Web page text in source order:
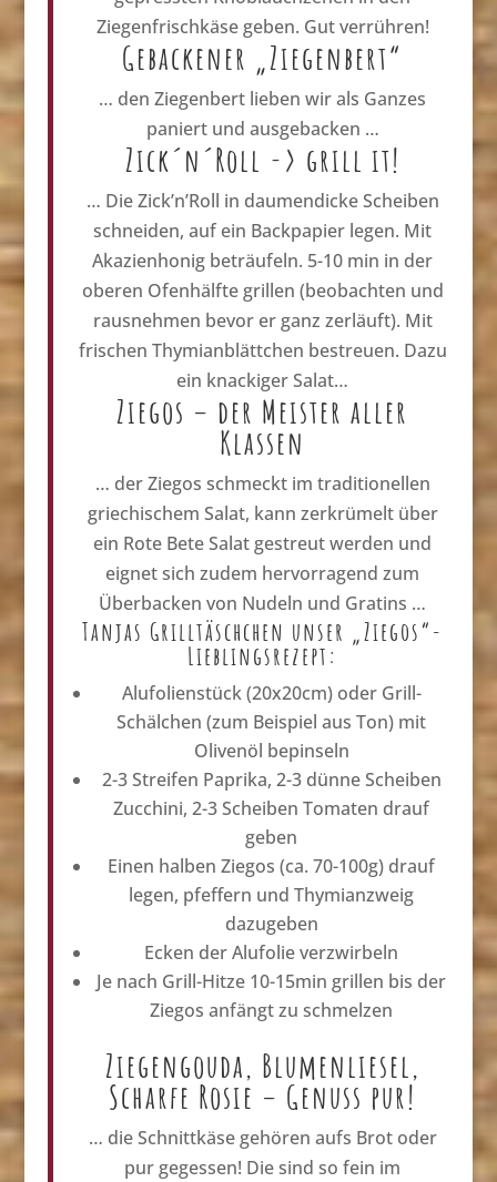
Ziegenfrischkäse geben. Gut verrühren!
Gebackener „Ziegenbert“
… den Ziegenbert lieben wir als Ganzes
paniert und ausgebacken …
Zick´n´Roll -> grill it!
… Die Zick’n’Roll in daumendicke Scheiben
schneiden, auf ein Backpapier legen. Mit
Akazienhonig beträufeln. 5-10 min in der
oberen Ofenhälfte grillen (beobachten und
rausnehmen bevor er ganz zerläuft). Mit
frischen Thymianblättchen bestreuen. Dazu
ein knackiger Salat…
Ziegos – der Meister aller
Klassen
… der Ziegos schmeckt im traditionellen
griechischem Salat, kann zerkrümelt über
ein Rote Bete Salat gestreut werden und
eignet sich zudem hervorragend zum
Überbacken von Nudeln und Gratins …
Tanjas Grilltäschchen unser „Ziegos“-
Lieblingsrezept:
Alufolienstück (20x20cm) oder Grill-
Schälchen (zum Beispiel aus Ton) mit
Olivenöl bepinseln
2-3 Streifen Paprika, 2-3 dünne Scheiben
Zucchini, 2-3 Scheiben Tomaten drauf
geben
Einen halben Ziegos (ca. 70-100g) drauf
legen, pfeffern und Thymianzweig
dazugeben
Ecken der Alufolie verzwirbeln
Je nach Grill-Hitze 10-15min grillen bis der
Ziegos anfängt zu schmelzen
Ziegengouda, Blumenliesel,
Scharfe Rosie – Genuss pur!
… die Schnittkäse gehören aufs Brot oder
pur gegessen! Die sind so fein im